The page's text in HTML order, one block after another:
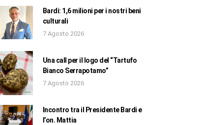
Bardi: 1,6 milioni per i nostri beni
culturali
7 Agosto 2026
Una call per il logo del “Tartufo
Bianco Serrapotamo”
7 Agosto 2026
Incontro tra il Presidente Bardi e
l’on. Mattia